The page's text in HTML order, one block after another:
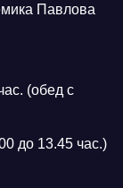
Павлова
(обед с
до 13.45 час.)